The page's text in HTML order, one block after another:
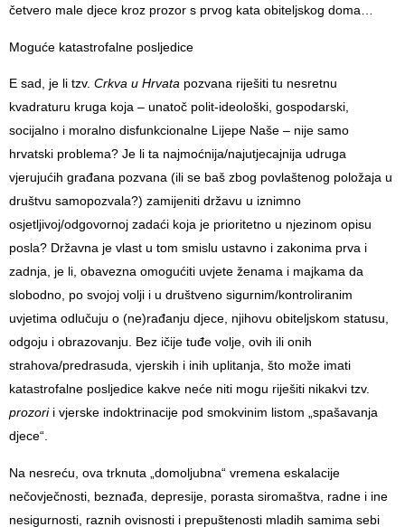
četvero male djece kroz prozor s prvog kata obiteljskog doma…
Moguće katastrofalne posljedice
E sad, je li tzv. Crkva u Hrvata pozvana riješiti tu nesretnu
kvadraturu kruga koja – unatoč polit-ideološki, gospodarski,
socijalno i moralno disfunkcionalne Lijepe Naše – nije samo
hrvatski problema? Je li ta najmoćnija/najutjecajnija udruga
vjerujućih građana pozvana (ili se baš zbog povlaštenog položaja u
društvu samopozvala?) zamijeniti državu u iznimno
osjetljivoj/odgovornoj zadaći koja je prioritetno u njezinom opisu
posla? Državna je vlast u tom smislu ustavno i zakonima prva i
zadnja, je li, obavezna omogućiti uvjete ženama i majkama da
slobodno, po svojoj volji i u društveno sigurnim/kontroliranim
uvjetima odlučuju o (ne)rađanju djece, njihovu obiteljskom statusu,
odgoju i obrazovanju. Bez ičije tuđe volje, ovih ili onih
strahova/predrasuda, vjerskih i inih uplitanja, što može imati
katastrofalne posljedice kakve neće niti mogu riješiti nikakvi tzv.
prozorii vjerske indoktrinacije pod smokvinim listom „spašavanja
djece“.
Na nesreću, ova trknuta „domoljubna“ vremena eskalacije
nečovječnosti, beznađa, depresije, porasta siromaštva, radne i ine
nesigurnosti, raznih ovisnosti i prepuštenosti mladih samima sebi